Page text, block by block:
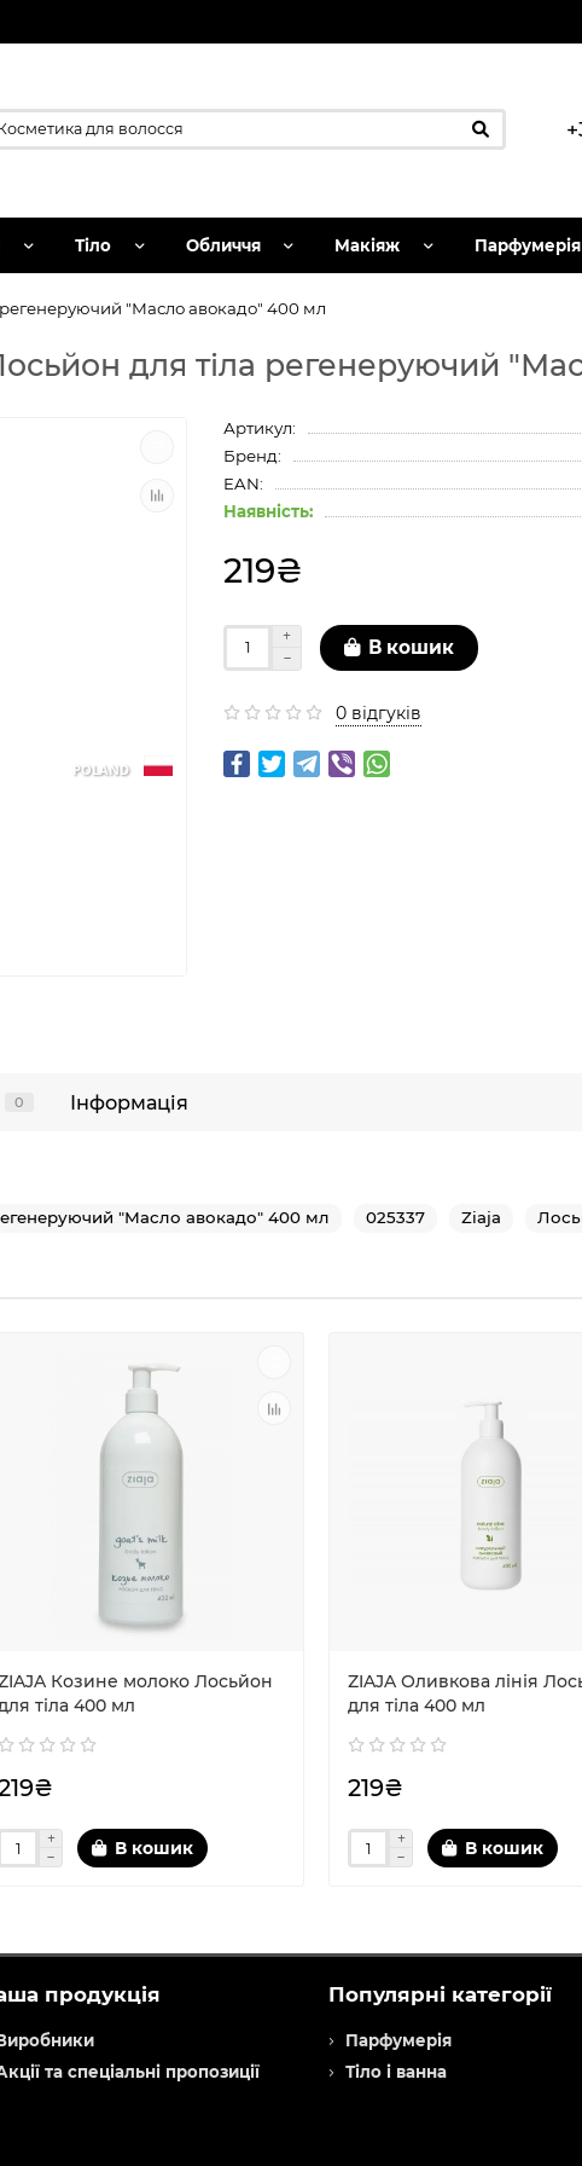
Тіло Обличчя Макіяж Парфумерія
регенеруючий "Масло авокадо" 400 мл
для тіла регенеруючий
POLAND
Артикул:
Бренд:
EAN:
Наявність:
219₴
В кошик
0 відгуків
0 Інформація
"Масло авокадо" 400 мл 025337 Ziaja
Козине молоко Лосьйон
тіла 400 мл
В кошик
ZIAJA Оливкова лінія
для тіла 400 мл
219₴
В кошик
продукція
та спеціальні пропозиції
Популярні категорії
Парфумерія
Тіло і ванна